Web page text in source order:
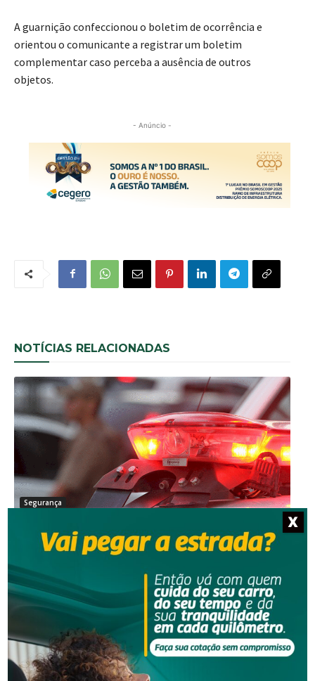
A guarnição confeccionou o boletim de ocorrência e
orientou o comunicante a registrar um boletim
complementar caso perceba a ausência de outros
objetos.
- Anúncio -
NOTÍCIAS RELACIONADAS
Segurança
em Urussanga
X